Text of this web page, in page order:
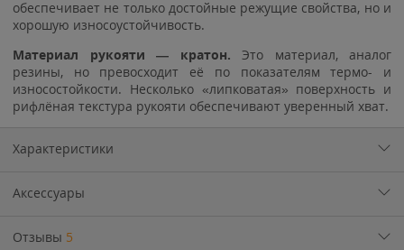
обеспечивает не только достойные режущие свойства, но и
хорошую износоустойчивость.
Материал рукояти — кратон. Это материал, аналог
резины, но превосходит её по показателям термо- и
износостойкости. Несколько «липковатая» поверхность и
рифлёная текстура рукояти обеспечивают уверенный хват.
Характеристики
Аксессуары
Отзывы 5